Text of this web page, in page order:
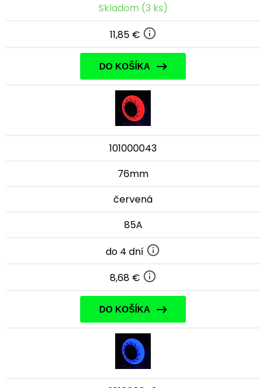
Skladom (3 ks)
11,85 €
DO KOŠÍKA
101000043
76mm
červená
85A
do 4 dní
8,68 €
DO KOŠÍKA